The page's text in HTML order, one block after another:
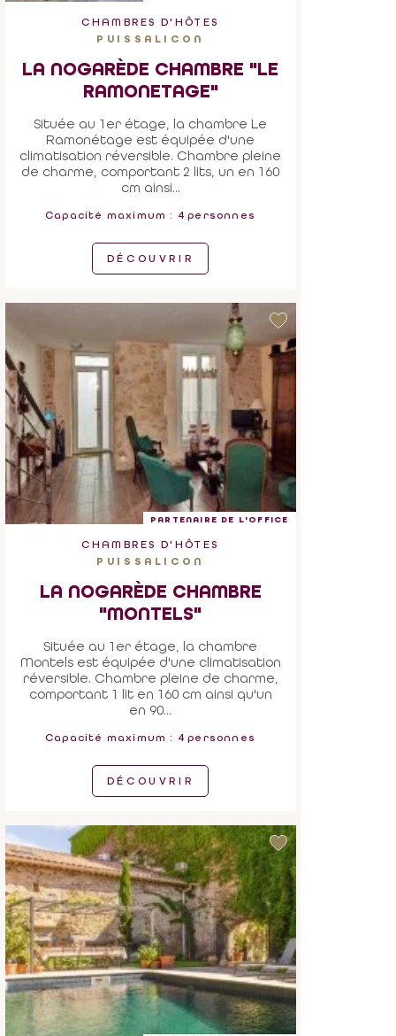
CHAMBRES D'HÔTES
PUISSALICON
LA NOGARÈDE CHAMBRE "LE
RAMONETAGE"
Située au 1er étage, la chambre Le
Ramonétage est équipée d'une
climatisation réversible. Chambre pleine
de charme, comportant 2 lits, un en 160
cm ainsi...
Capacité maximum : 4 personnes
DÉCOUVRIR
PARTENAIRE DE L'OFFICE
CHAMBRES D'HÔTES
PUISSALICON
LA NOGARÈDE CHAMBRE
"MONTELS"
Située au 1er étage, la chambre
Montels est équipée d'une climatisation
réversible. Chambre pleine de charme,
comportant 1 lit en 160 cm ainsi qu'un
en 90...
Capacité maximum : 4 personnes
DÉCOUVRIR